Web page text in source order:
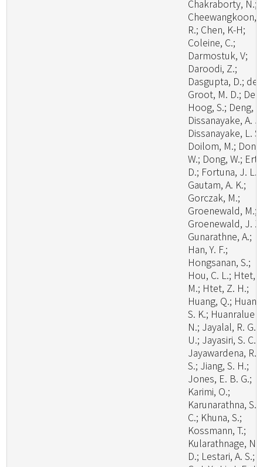
Chakraborty, N.;
Cheewangkoon,
R.; Chen, K-H;
Coleine, C.;
Darmostuk, V;
Daroodi, Z.;
Dasgupta, D.; de
Groot, M. D.; De
Hoog, S.; Deng,
Dissanayake, A.
Dissanayake, L.
Doilom, M.;
W.; Dong, W.;
D.; Fortuna, J. L.;
Gautam, A. K.;
Gorczak, M.;
Groenewald, M.;
Groenewald, J.
Gunarathne, A.;
Han, Y. F.;
Hongsanan, S.;
Hou, C. L.; Htet,
M.; Htet, Z. H.;
Huang, Q.;
S. K.; Huanraluek,
N.; Jayalal, R. G.
U.; Jayasiri, S. C.;
Jayawardena, R.
S.; Jiang, S. H.;
Jones, E. B. G.;
Karimi, O.;
Karunarathna, S.
C.; Khuna, S.;
Kossmann, T.;
Kularathnage, N.
D.; Lestari, A. S.;